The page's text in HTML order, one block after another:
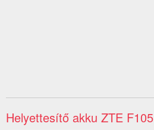
Helyettesítő akku ZTE F105